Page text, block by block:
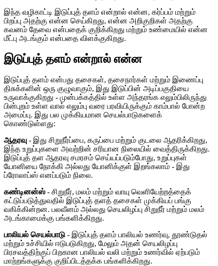
இந்த வழிகாட்டி இடுப்புத் தளம் என்றால் என்ன, கர்ப்பம் மற்றும்
பிறப்பு அதற்கு என்ன செய்கிறது, என்ன அறிகுறிகள் அதற்கு
கவனம் தேவை என்பதைக் குறிக்கிறது மற்றும் உண்மையில் என்ன
மீட்பு அடங்கும் என்பதை விளக்குகிறது.
இடுப்புத் தளம் என்றால் என்ன
இடுப்புத் தளம் என்பது தசைகள், தசைநார்கள் மற்றும் இணைப்பு
திசுக்களின் ஒரு குழுவாகும், இது இடுப்பின் அடிப்பகுதியை
உருவாக்குகிறது - முன்பக்கத்தில் உள்ள அந்தரங்க எலும்பிலிருந்து
பின்புறம் உள்ள வால் எலும்பு வரை பரவியிருக்கும் காம்பால் போன்ற
அமைப்பு. இது பல முக்கியமான செயல்பாடுகளைக்
கொண்டுள்ளது:
ஆதரவு - இது சிறுநீர்ப்பை, கருப்பை மற்றும் குடலை ஆதரிக்கிறது,
இந்த உறுப்புகளை அவற்றின் சரியான நிலையில் வைத்திருக்கிறது.
இடுப்புத் தள ஆதரவு சமரசம் செய்யப்படும்போது, ​​​​உறுப்புகள்
யோனியை நோக்கி அல்லது யோனிக்குள் இறங்கலாம் - இது
ப்ரோலாப்ஸ் எனப்படும் நிலை.
கண்டினன்ஸ் - சிறுநீர், மலம் மற்றும் வாயு வெளியேற்றத்தைக்
கட்டுப்படுத்துவதில் இடுப்புத் தளத் தசைகள் முக்கியப் பங்கு
வகிக்கின்றன. பலவீனம் அல்லது செயலிழப்பு சிறுநீர் மற்றும் மலம்
அடங்காமைக்கு பங்களிக்கிறது.
பாலியல் செயல்பாடு - இடுப்புத் தளம் பாலியல் உணர்வு, தூண்டுதல்
மற்றும் உச்சியில் ஈடுபடுகிறது, மேலும் அதன் செயலிழப்பு
பிரசவத்திற்குப் பிறகான பாலியல் வலி மற்றும் உணர்வில் ஏற்படும்
மாற்றங்களுக்கு குறிப்பிடத்தக்க பங்களிக்கிறது.